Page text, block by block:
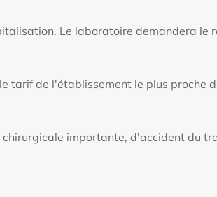
Le laboratoire demandera le
tarif de l'établissement le plus proche
importante, d'accident du